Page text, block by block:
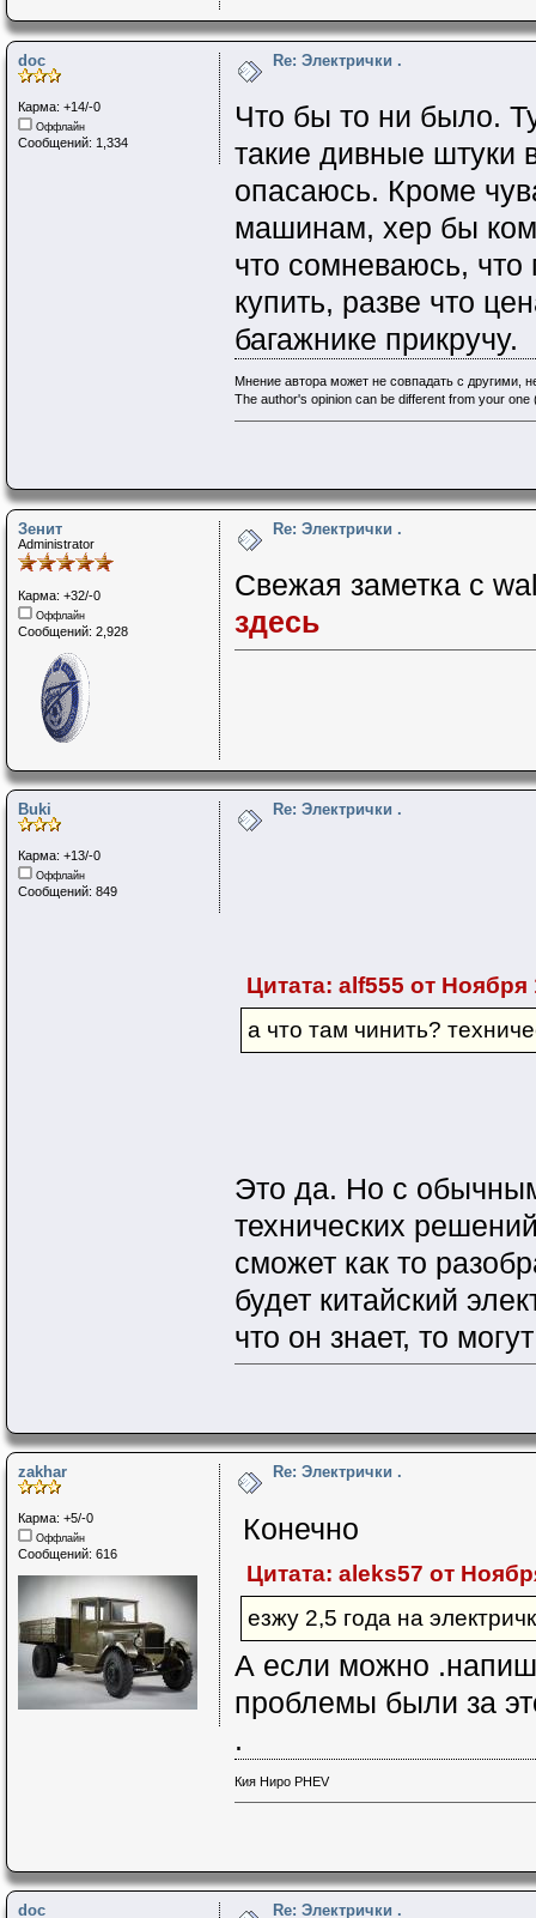
doc
Карма: +14/-0
Оффлайн
Сообщений: 1,334
Re: Электрички .
Что бы то ни было.
такие дивные штуки
опасаюсь. Кроме
машинам, хер бы
что сомневаюсь, что
купить, разве что
багажнике прикручу.
Мнение автора может не совпадать с другими,
The author's opinion can be different from your
Зенит
Administrator
Карма: +32/-0
Оффлайн
Сообщений: 2,928
Re: Электрички .
Свежая заметка с
здесь
Buki
Карма: +13/-0
Оффлайн
Сообщений: 849
Re: Электрички .
Цитата: alf555 от Ноября
а что там чинить?
Это да. Но с
технических
сможет как то
будет китайский
что он знает, то
zakhar
Карма: +5/-0
Оффлайн
Сообщений: 616
Re: Электрички .
Конечно
Цитата: aleks57 от
езжу 2,5 года на
А если можно
проблемы были за
.
Кия Ниро PHEV
doc Re: Электрички .